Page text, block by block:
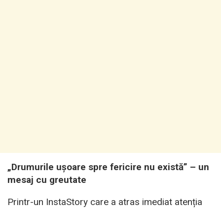
„Drumurile ușoare spre fericire nu există” – un
mesaj cu greutate
Printr-un InstaStory care a atras imediat atenția